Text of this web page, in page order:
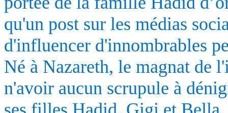
qu'un post sur les médias
d'influencer d'innombrables
Né à Nazareth, le magnat de
n'avoir aucun scrupule à